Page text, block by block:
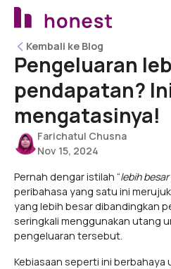
Kembali ke Blog
Kembali ke Blog
Pengeluaran
pendapatan?
mengatasinya!
Farichatul Chusna
Nov 15, 2024
Pernah dengar istilah “lebih
peribahasa yang satu ini
yang lebih besar dibandingkan
seringkali menggunakan utang
pengeluaran tersebut.
Kebiasaan seperti ini berbahaya